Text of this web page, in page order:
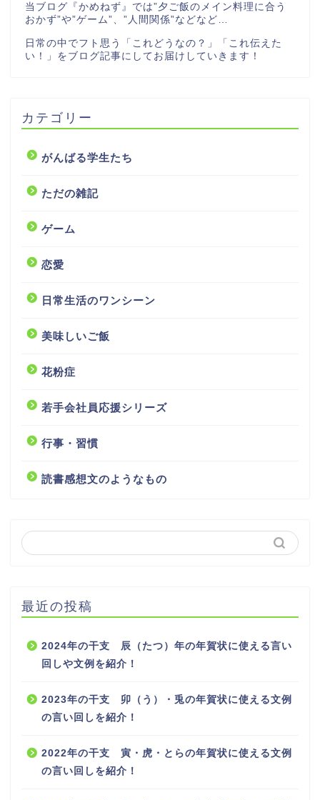
当ブログ『かめねず』では”夕ご飯のメイン料理に合う
おかず”や”ゲーム”、”人間関係”などなど…
日常の中でフト思う「これどうなの？」「これ伝えた
い！」をブログ記事にしてお届けしていきます！
カテゴリー
がんばる学生たち
ただの雑記
ゲーム
恋愛
日常生活のワンシーン
美味しいご飯
花粉症
若手会社員応援シリーズ
行事・習慣
読書感想文のようなもの
最近の投稿
2024年の干支 辰（たつ）年の年賀状に使える言い
回しや文例を紹介！
2023年の干支 卯（う）・兎の年賀状に使える文例
の言い回しを紹介！
2022年の干支 寅・虎・とらの年賀状に使える文例
の言い回しを紹介！